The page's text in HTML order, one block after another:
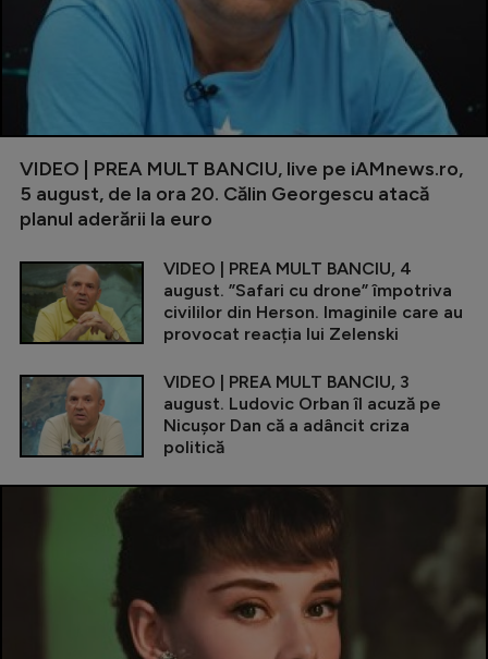
VIDEO | PREA MULT BANCIU, live pe iAMnews.ro,
5 august, de la ora 20. Călin Georgescu atacă
planul aderării la euro
VIDEO | PREA MULT BANCIU, 4
august. ”Safari cu drone” împotriva
civililor din Herson. Imaginile care au
provocat reacția lui Zelenski
VIDEO | PREA MULT BANCIU, 3
august. Ludovic Orban îl acuză pe
Nicușor Dan că a adâncit criza
politică